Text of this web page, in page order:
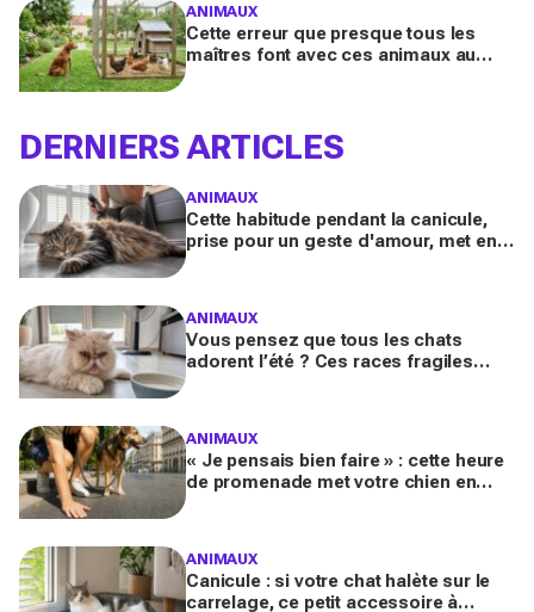
ANIMAUX
Cette erreur que presque tous les
maîtres font avec ces animaux au
DERNIERS ARTICLES
ANIMAUX
Cette habitude pendant la canicule,
prise pour un geste d'amour, met en
ANIMAUX
Vous pensez que tous les chats
adorent l’été ? Ces races fragiles
ANIMAUX
« Je pensais bien faire » : cette heure
de promenade met votre chien en
ANIMAUX
Canicule : si votre chat halète sur le
carrelage, ce petit accessoire à